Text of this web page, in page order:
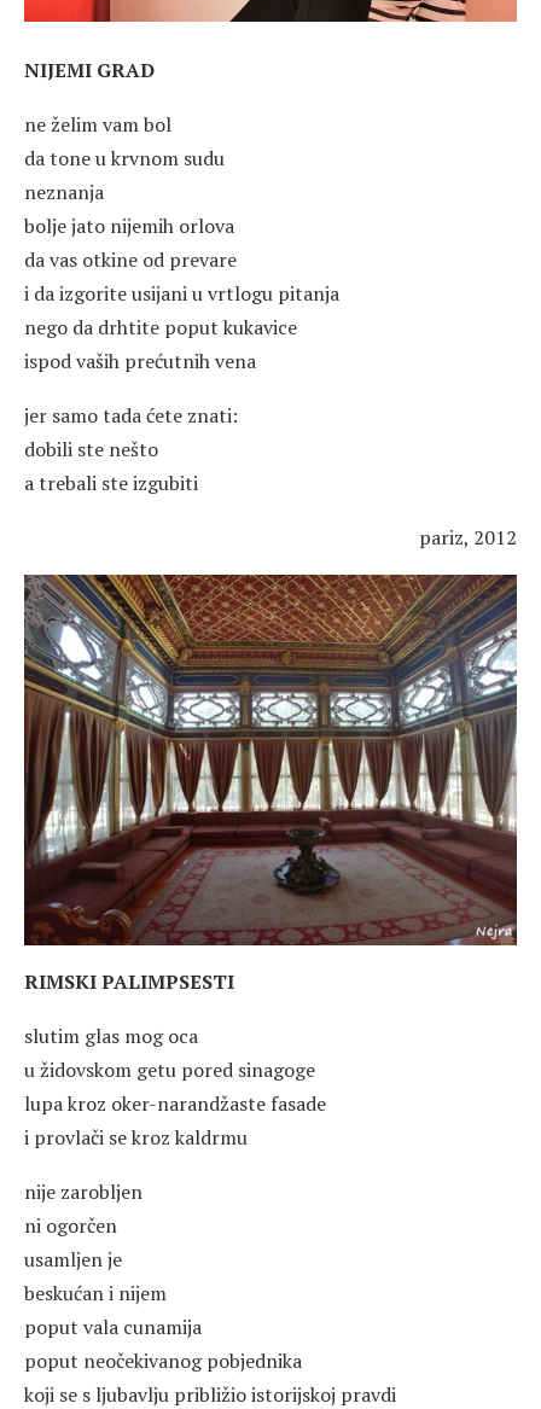
NIJEMI GRAD
ne želim vam bol
da tone u krvnom sudu
neznanja
bolje jato nijemih orlova
da vas otkine od prevare
i da izgorite usijani u vrtlogu pitanja
nego da drhtite poput kukavice
ispod vaših prećutnih vena
jer samo tada ćete znati:
dobili ste nešto
a trebali ste izgubiti
pariz, 2012
RIMSKI PALIMPSESTI
slutim glas mog oca
u židovskom getu pored sinagoge
lupa kroz oker-narandžaste fasade
i provlači se kroz kaldrmu
nije zarobljen
ni ogorčen
usamljen je
beskućan i nijem
poput vala cunamija
poput neočekivanog pobjednika
koji se s ljubavlju približio istorijskoj pravdi